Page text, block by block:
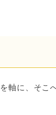
軸に、そこ